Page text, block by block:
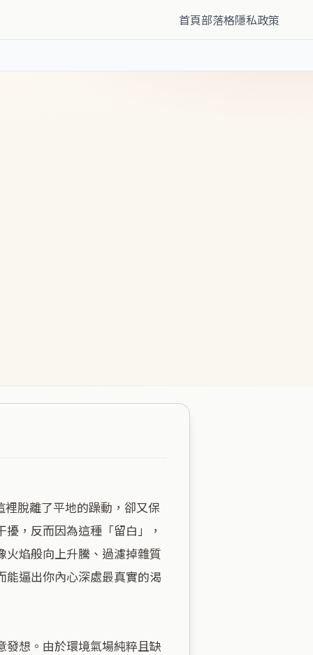
首頁部落格隱私政策
，反而因為這種「留白」，
焰般向上升騰、過濾掉雜質
逼出你內心深處最真實的渴
想。由於環境氣場純粹且缺